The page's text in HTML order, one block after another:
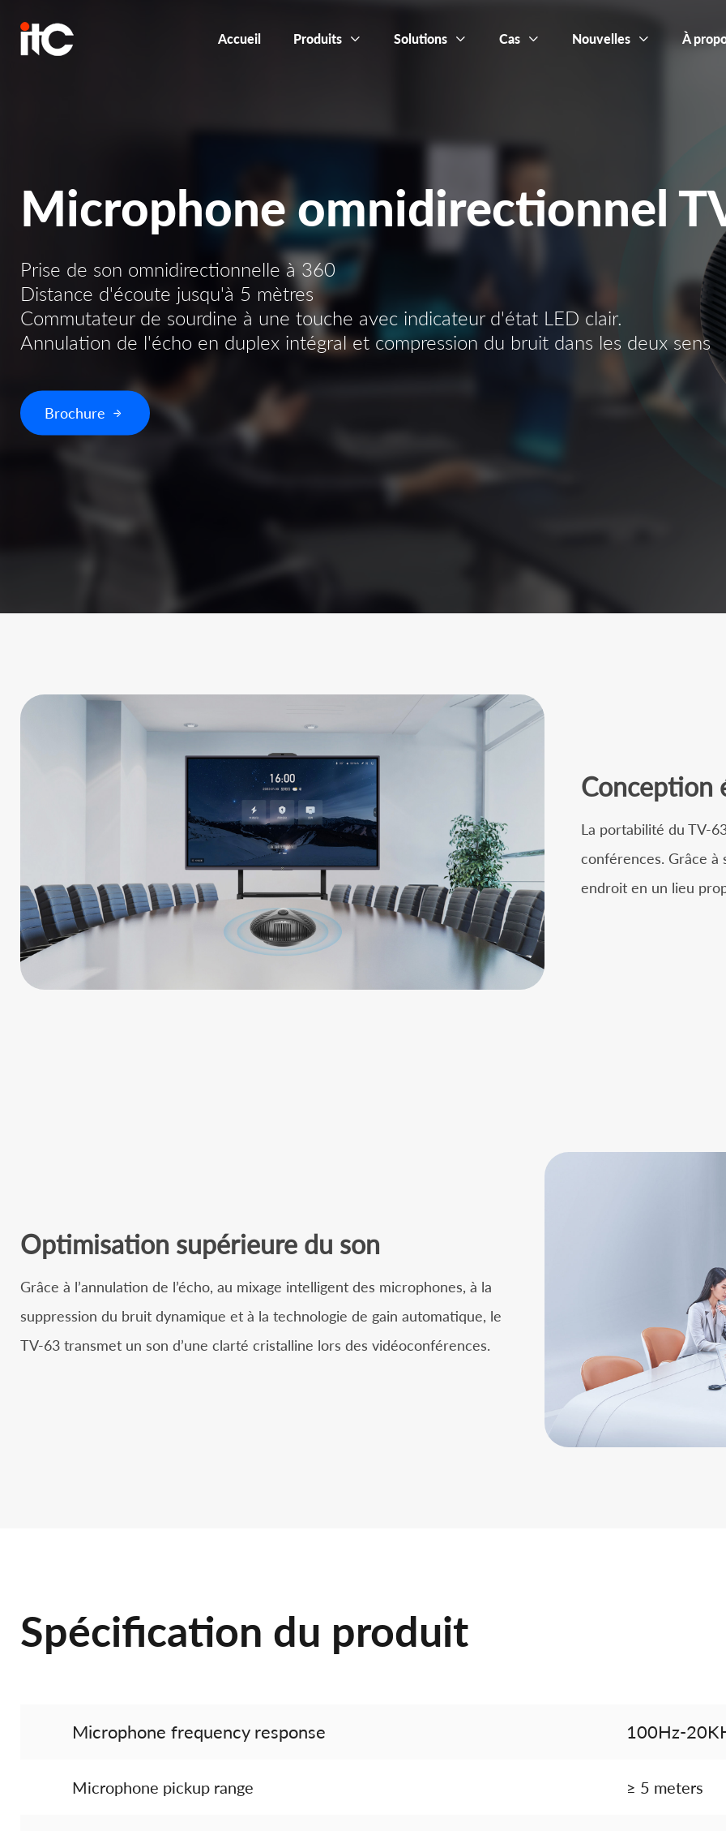
Accueil Produits Solutions Cas Nouvelles À
Microphone omnidirectionnel
Prise de son omnidirectionnelle à 360
Distance d'écoute jusqu'à 5 mètres
Commutateur de sourdine à une touche avec indicateur d'état LED clair.
Annulation de l'écho en duplex intégral et compression du bruit dans les deux sens
Brochure
Conception
La portabilité du TV-
conférences. Grâce à
endroit en un lieu
Optimisation supérieure du son
Grâce à l’annulation de l’écho, au mixage intelligent des microphones, à la
suppression du bruit dynamique et à la technologie de gain automatique, le
TV-63 transmet un son d’une clarté cristalline lors des vidéoconférences.
Spécification du produit
Microphone frequency response 100Hz-
Microphone pickup range ≥ 5 meters